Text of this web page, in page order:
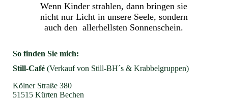
Wenn Kinder strahlen, dann bringen sie
nicht nur Licht in unsere Seele, sondern
auch den allerhellsten Sonnenschein.
So finden Sie mich:
Still-Café (Verkauf von Still-BH´s & Krabbelgruppen)
Kölner Straße 380
51515 Kürten Bechen